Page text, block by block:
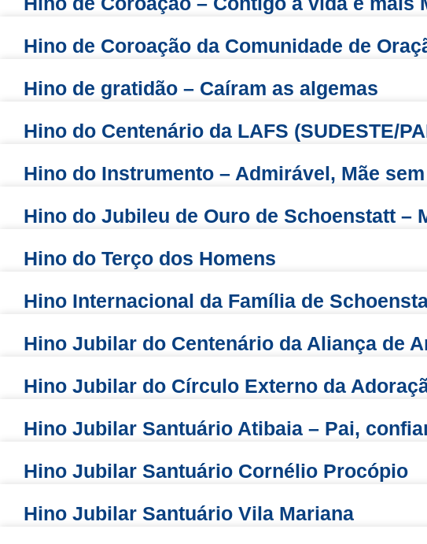
Hino de Coroação da Comunidade de
Hino de gratidão – Caíram as algemas
Hino do Centenário da LAFS (SUDESTE/
Hino do Instrumento – Admirável, Mãe
Hino do Jubileu de Ouro de Schoenstatt –
Hino do Terço dos Homens
Hino Internacional da Família de
Hino Jubilar do Centenário da Aliança de
Hino Jubilar do Círculo Externo da
Hino Jubilar Santuário Atibaia – Pai,
Hino Jubilar Santuário Cornélio Procópio
Hino Jubilar Santuário Vila Mariana